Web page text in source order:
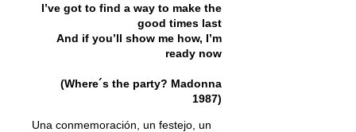
I’ve got to find a way to make the
good times last
And if you’ll show me how, I’m
ready now
(Where´s the party? Madonna
1987)
Una conmemoración, un festejo, un